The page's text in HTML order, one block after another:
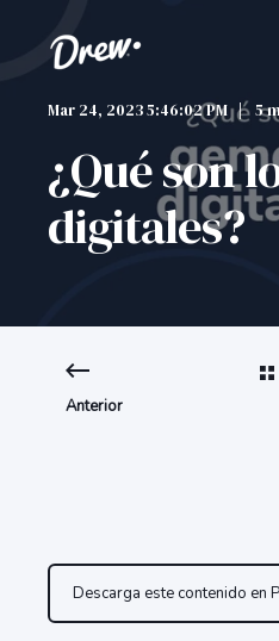
Mar 24, 2023 5:46:02 PM 5
¿Qué son
digitales?
Anterior
Descarga este contenido en